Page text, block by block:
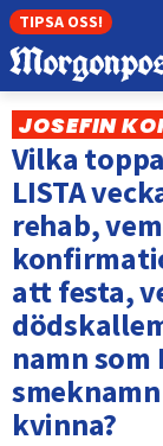
TIPSA OSS!
JOSEFIN
Vilka
LISTA
rehab,
att festa,
namn som
kvinna?